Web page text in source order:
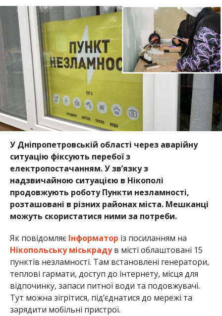
У Дніпропетровській області через аварійну
ситуацію фіксують перебої з
електропостачанням. У зв’язку з
надзвичайною ситуацією в Нікополі
продовжують роботу Пункти незламності,
розташовані в різних районах міста. Мешканці
можуть скористатися ними за потреби.
Як повідомляє Інформатор із посиланням на
Нікопольську міськрадув місті облаштовані 15
пунктів незламності. Там встановлені генератори,
теплові гармати, доступ до інтернету, місця для
відпочинку, запаси питної води та подовжувачі.
Тут можна зігрітися, під’єднатися до мережі та
зарядити мобільні пристрої.